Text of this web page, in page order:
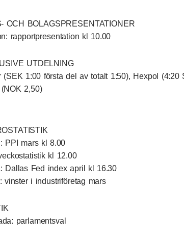
OCH BOLAGSPRESENTATIONER
rapportpresentation kl 10.00
UTDELNING
(SEK 1:00 första del av totalt 1:50), Hexpol (4:20
2,50)
PPI mars kl 8.00
kl 12.00
Dallas Fed index april kl 16.30
vinster i industriföretag mars
parlamentsval